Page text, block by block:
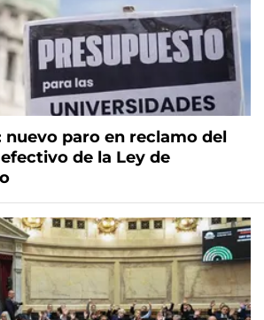
nuevo paro en reclamo del
de la Ley de